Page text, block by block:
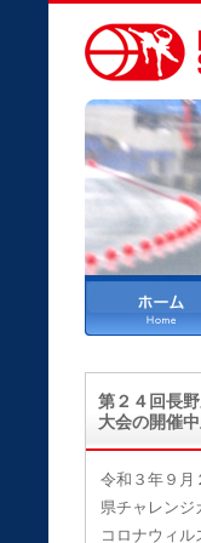
第２４回長
大会の開催
令和３年９月
県チャレンジ
コロナウィル